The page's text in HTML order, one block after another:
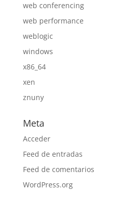
web conferencing
web performance
weblogic
windows
x86_64
xen
znuny
Meta
Acceder
Feed de entradas
Feed de comentarios
WordPress.org